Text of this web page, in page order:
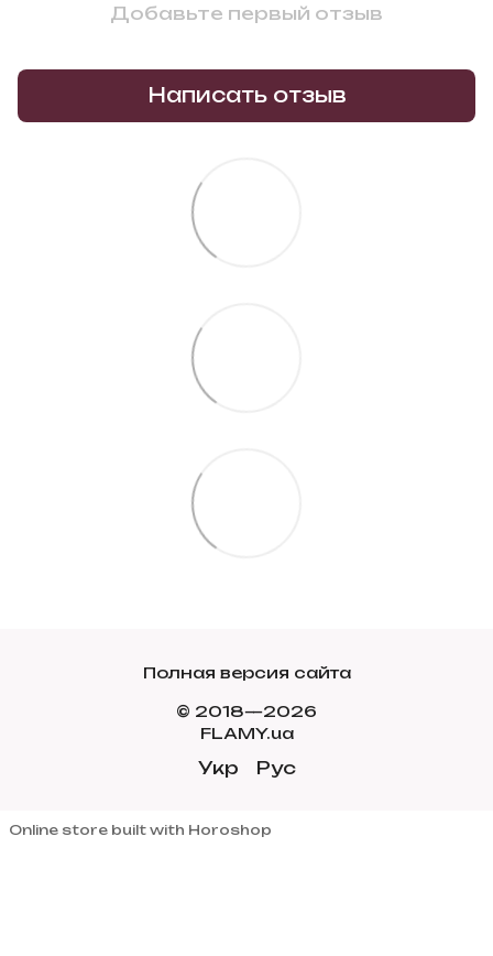
Добавьте первый отзыв
Написать отзыв
Полная версия сайта
© 2018—2026
FLAMY.ua
Укр Рус
Online store built with Horoshop